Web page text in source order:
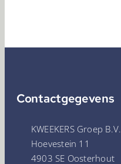
Contactgegevens
KWEEKERS Groep B.V.
Hoevestein 11
4903 SE Oosterhout